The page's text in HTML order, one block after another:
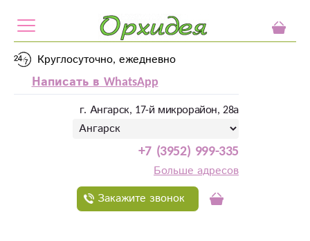
Круглосуточно, ежедневно
Написать в WhatsApp
г. Ангарск, 17-й микрорайон, 28а
+7 (3952) 999-335
Больше адресов
Закажите звонок